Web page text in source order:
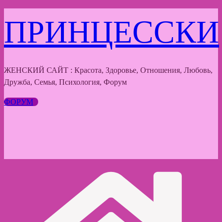
к
содержимому
ПРИНЦЕССКИ
ЖЕНСКИЙ САЙТ : Красота, Здоровье, Отношения, Любовь,
Дружба, Семья, Психология, Форум
ФОРУМ